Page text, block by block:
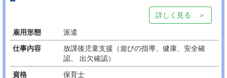
詳しく見る ＞
雇用形態
派遣
仕事内容
放課後児童支援（遊びの指導、健康、安全確
認、 出欠確認）
資格
保育士